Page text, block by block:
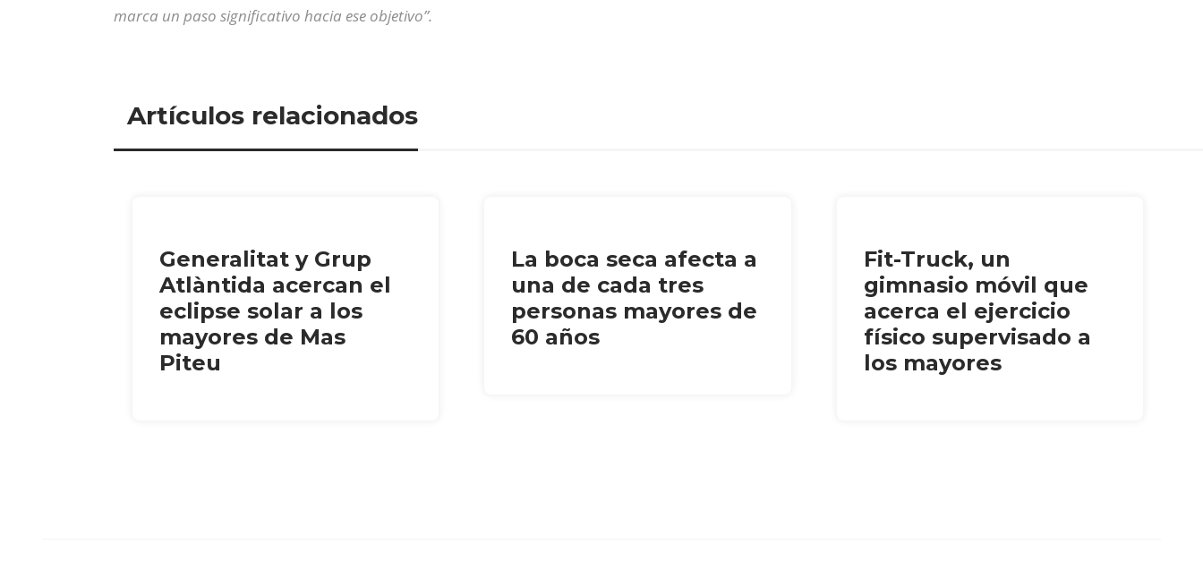
marca un paso significativo hacia ese objetivo”.
Artículos relacionados
Generalitat y Grup
Atlàntida acercan el
eclipse solar a los
mayores de Mas
Piteu
La boca seca afecta a
una de cada tres
personas mayores de
60 años
Fit-Truck, un
gimnasio móvil que
acerca el ejercicio
físico supervisado a
los mayores